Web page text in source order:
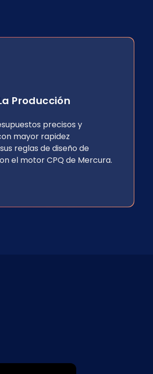
Producción
precisos y
mayor rapidez
reglas de diseño de
el motor CPQ de Mercura.